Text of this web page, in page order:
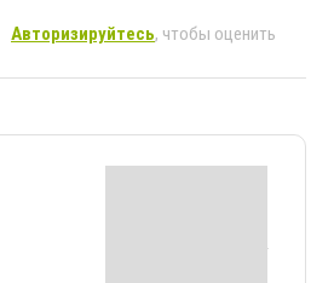
Авторизируйтесь, чтобы оценить